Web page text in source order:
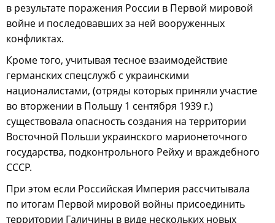
в результате поражения России в Первой мировой
войне и последовавших за ней вооруженных
конфликтах.
Кроме того, учитывая тесное взаимодействие
германских спецслужб с украинскими
националистами, (отряды которых приняли участие
во вторжении в Польшу 1 сентября 1939 г.)
существовала опасность создания на территории
Восточной Польши украинского марионеточного
государства, подконтрольного Рейху и враждебного
СССР.
При этом если Российская Империя рассчитывала
по итогам Первой мировой войны присоединить
территории Галичины в виде нескольких новых